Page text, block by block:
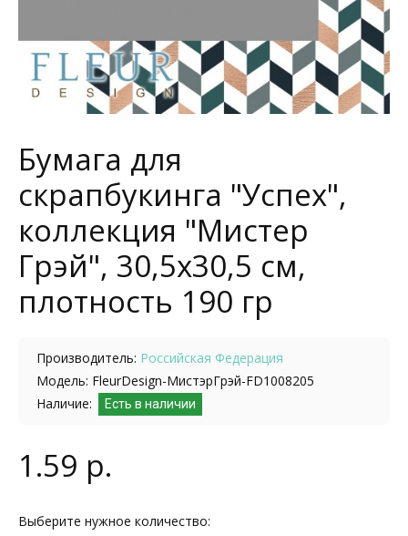
Бумага для
скрапбукинга "Успех",
коллекция "Мистер
Грэй", 30,5х30,5 см,
плотность 190 гр
Производитель: Российская Федерация
Модель: FleurDesign-МистэрГрэй-FD1008205
Наличие:
Есть в наличии
1.59 р.
Выберите нужное количество: